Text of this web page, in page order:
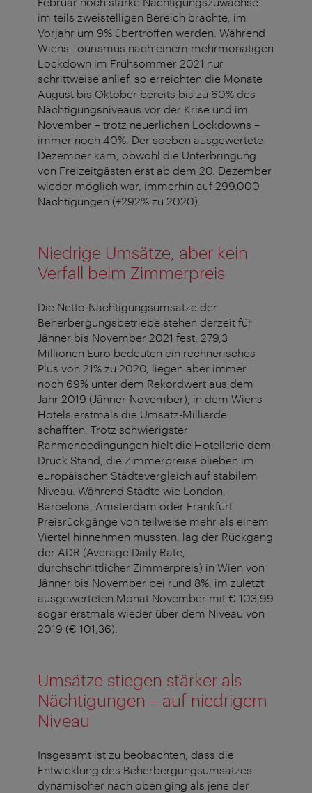
im teils zweistelligen Bereich brachte, im
Vorjahr um 9% übertroffen werden. Während
Wiens Tourismus nach einem mehrmonatigen
Lockdown im Frühsommer 2021 nur
schrittweise anlief, so erreichten die Monate
August bis Oktober bereits bis zu 60% des
Nächtigungsniveaus vor der Krise und im
November – trotz neuerlichen Lockdowns –
immer noch 40%. Der soeben ausgewertete
Dezember kam, obwohl die Unterbringung
von Freizeitgästen erst ab dem 20. Dezember
wieder möglich war, immerhin auf 299.000
Nächtigungen (+292% zu 2020).
Niedrige Umsätze, aber kein
Verfall beim Zimmerpreis
Die Netto-Nächtigungsumsätze der
Beherbergungsbetriebe stehen derzeit für
Jänner bis November 2021 fest: 279,3
Millionen Euro bedeuten ein rechnerisches
Plus von 21% zu 2020, liegen aber immer
noch 69% unter dem Rekordwert aus dem
Jahr 2019 (Jänner-November), in dem Wiens
Hotels erstmals die Umsatz-Milliarde
schafften. Trotz schwierigster
Rahmenbedingungen hielt die Hotellerie dem
Druck Stand, die Zimmerpreise blieben im
europäischen Städtevergleich auf stabilem
Niveau. Während Städte wie London,
Barcelona, Amsterdam oder Frankfurt
Preisrückgänge von teilweise mehr als einem
Viertel hinnehmen mussten, lag der Rückgang
der ADR (Average Daily Rate,
durchschnittlicher Zimmerpreis) in Wien von
Jänner bis November bei rund 8%, im zuletzt
ausgewerteten Monat November mit € 103,99
sogar erstmals wieder über dem Niveau von
2019 (€ 101,36).
Umsätze stiegen stärker als
Nächtigungen – auf niedrigem
Niveau
Insgesamt ist zu beobachten, dass die
Entwicklung des Beherbergungsumsatzes
dynamischer nach oben ging als jene der